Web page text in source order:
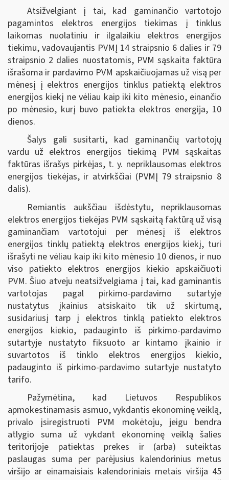
Atsižvelgiant į tai, kad gaminančio vartotojo
pagamintos elektros energijos tiekimas į tinklus
laikomas nuolatiniu ir ilgalaikiu elektros energijos
tiekimu, vadovaujantis PVMĮ 14 straipsnio 6 dalies ir 79
straipsnio 2 dalies nuostatomis, PVM sąskaita faktūra
išrašoma ir pardavimo PVM apskaičiuojamas už visą per
mėnesį į elektros energijos tinklus patiektą elektros
energijos kiekį ne vėliau kaip iki kito mėnesio, einančio
po mėnesio, kurį buvo patiekta elektros energija, 10
dienos.
Šalys gali susitarti, kad gaminančių vartotojų
vardu už elektros energijos tiekimą PVM sąskaitas
faktūras išrašys pirkėjas, t. y. nepriklausomas elektros
energijos tiekėjas, ir atvirkščiai (PVMĮ 79 straipsnio 8
dalis).
Remiantis aukščiau išdėstytu, nepriklausomas
elektros energijos tiekėjas PVM sąskaitą faktūrą už visą
gaminančiam vartotojui per mėnesį iš elektros
energijos tinklų patiektą elektros energijos kiekį, turi
išrašyti ne vėliau kaip iki kito mėnesio 10 dienos, ir nuo
viso patiekto elektros energijos kiekio apskaičiuoti
PVM. Šiuo atveju neatsižvelgiama į tai, kad gaminantis
vartotojas pagal pirkimo-pardavimo sutartyje
nustatytus įkainius atsiskaito tik už skirtumą,
susidariusį tarp į elektros tinklą patiekto elektros
energijos kiekio, padauginto iš pirkimo-pardavimo
sutartyje nustatyto fiksuoto ar kintamo įkainio ir
suvartotos iš tinklo elektros energijos kiekio,
padauginto iš pirkimo-pardavimo sutartyje nustatyto
tarifo.
Pažymėtina, kad Lietuvos Respublikos
apmokestinamasis asmuo, vykdantis ekonominę veiklą,
privalo įsiregistruoti PVM mokėtoju, jeigu bendra
atlygio suma už vykdant ekonominę veiklą šalies
teritorijoje patiektas prekes ir (arba) suteiktas
paslaugas suma per parėjusius kalendorinius metus
viršijo ar einamaisiais kalendoriniais metais viršija 45